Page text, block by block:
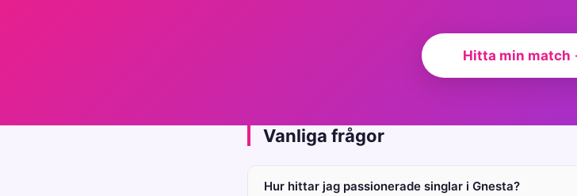
Hitta min
Vanliga frågor
Hur hittar jag passionerade singlar i Gnesta?